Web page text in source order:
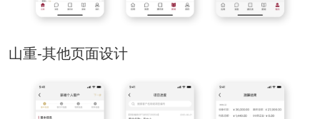
山重-其他页面设计